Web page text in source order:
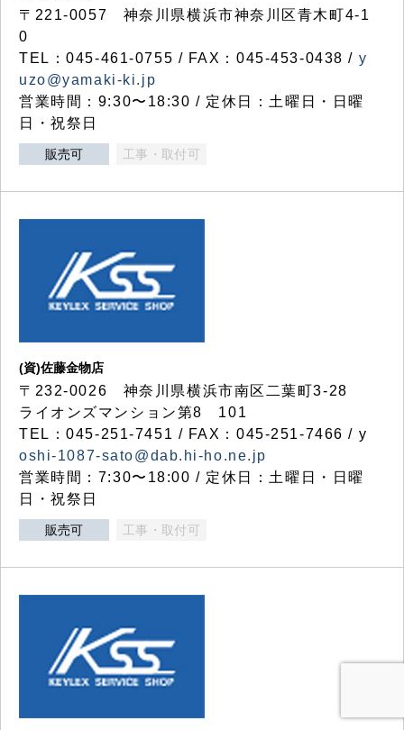
〒221-0057 神奈川県横浜市神奈川区青木町4-1
0
TEL：045-461-0755 / FAX：045-453-0438 / y
uzo@yamaki-ki.jp
営業時間：9:30〜18:30 / 定休日：土曜日・日曜
日・祝祭日
販売可 工事・取付可
(資)佐藤金物店
〒232-0026 神奈川県横浜市南区二葉町3-28
ライオンズマンション第8 101
TEL：045-251-7451 / FAX：045-251-7466 / y
oshi-1087-sato@dab.hi-ho.ne.jp
営業時間：7:30〜18:00 / 定休日：土曜日・日曜
日・祝祭日
販売可 工事・取付可